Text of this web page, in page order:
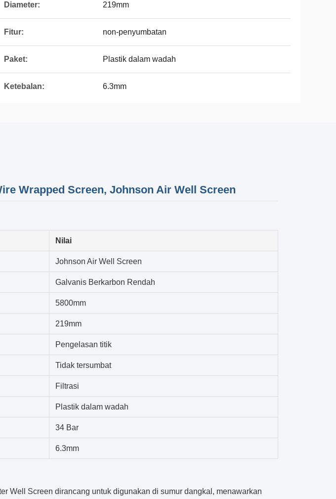
Diameter: 219mm
Fitur: non-penyumbatan
Paket: Plastik dalam wadah
Ketebalan: 6.3mm
Wrapped Screen, Johnson Air Well Screen
Nilai
Johnson Air Well Screen
Galvanis Berkarbon Rendah
5800mm
219mm
Pengelasan titik
Tidak tersumbat
Filtrasi
Plastik dalam wadah
34 Bar
6.3mm
Well Screen dirancang untuk digunakan di sumur dangkal, menawarkan